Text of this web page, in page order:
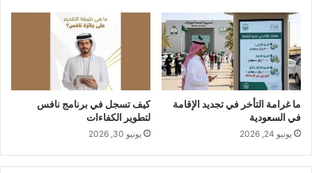
ما غرامة التأخر في تجديد الإقامة
في السعودية
يونيو 24, 2026
كيف تسجل في برنامج نافس
لتطوير الكفاءات
يونيو 30, 2026